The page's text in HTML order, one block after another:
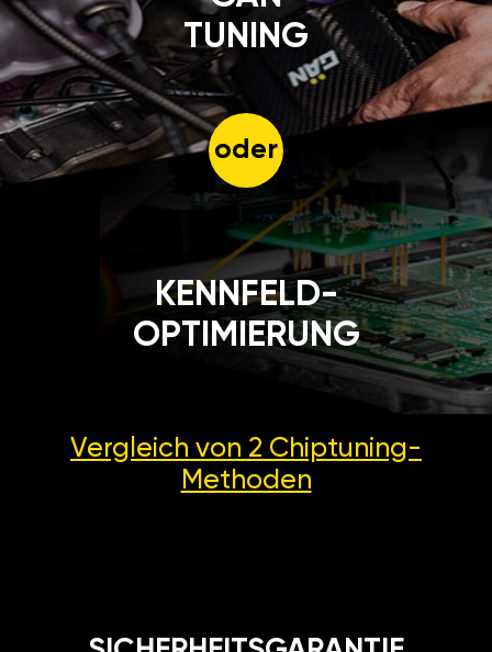
TUNING
oder
KENNFELD-
OPTIMIERUNG
Vergleich von 2 Chiptuning-
Methoden